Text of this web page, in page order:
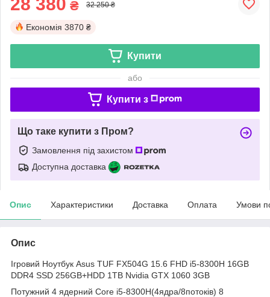
₴ 32 250 ₴
Економія 3870 ₴
Купити
або
Купити з
Що таке купити з Пром?
Замовлення під захистом
Доступна доставка
Опис Характеристики Доставка Оплата Умови
Опис
Ігровий Ноутбук Asus TUF FX504G 15.6 FHD i5-8300H 16GB
DDR4 SSD 256GB+HDD 1TB Nvidia GTX 1060 3GB
Потужний 4 ядерний Core i5-8300H(4ядра/8потоків) 8